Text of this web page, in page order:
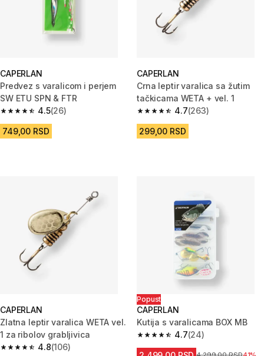
CAPERLAN
Predvez s varalicom i perjem
SW ETU SPN & FTR
4.5
4.5 od 5 zvezdica from 26 Recenzije
(26)
749,00 RSD
CAPERLAN
Crna leptir varalica sa žutim
tačkicama WETA + vel. 1
4.7
4.7 od 5 zvezdica from 263
(263)
299,00 RSD
CAPERLAN
Zlatna leptir varalica WETA vel.
1 za ribolov grabljivica
4.8
4.8 od 5 zvezdica from 106 Recenzije
(106)
Popust
CAPERLAN
Kutija s varalicama BOX MB
4.7
4.7 od 5 zvezdica from 24
(24)